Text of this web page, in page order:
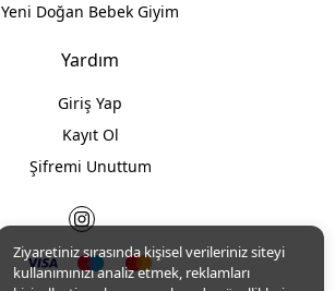
Ziyaretiniz sırasında kişisel verileriniz siteyi
kullanımınızı analiz etmek, reklamları
Yeni Doğan Bebek Giyim
Yardım
Giriş Yap
Kayıt Ol
Şifremi Unuttum